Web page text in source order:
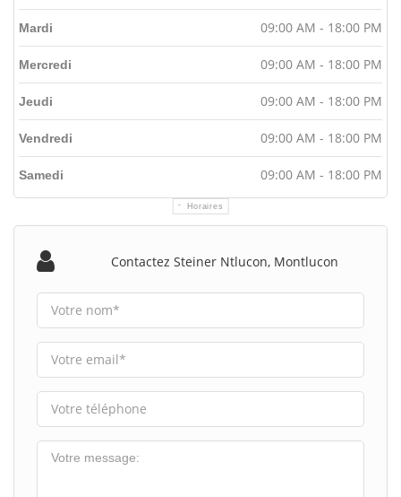
Horaires
Mardi 09:00 AM - 18:00 PM
Mercredi 09:00 AM - 18:00 PM
Jeudi 09:00 AM - 18:00 PM
Vendredi 09:00 AM - 18:00 PM
Samedi 09:00 AM - 18:00 PM
Contactez Steiner Ntlucon, Montlucon